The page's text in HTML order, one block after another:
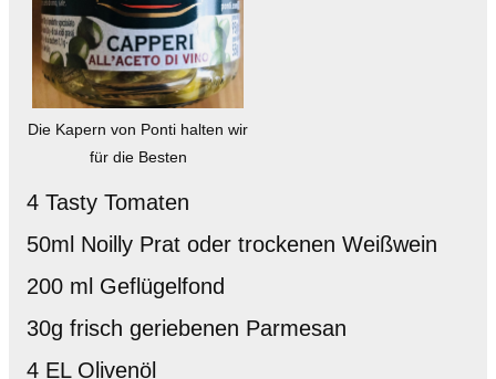
Die Kapern von Ponti halten wir
für die Besten
4 Tasty Tomaten
50ml Noilly Prat oder trockenen Weißwein
200 ml Geflügelfond
30g frisch geriebenen Parmesan
4 EL Olivenöl